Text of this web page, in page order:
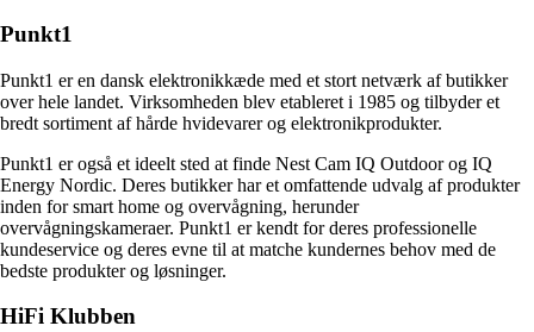
Punkt1
Punkt1 er en dansk elektronikkæde med et stort netværk af butikker
over hele landet. Virksomheden blev etableret i 1985 og tilbyder et
bredt sortiment af hårde hvidevarer og elektronikprodukter.
Punkt1 er også et ideelt sted at finde Nest Cam IQ Outdoor og IQ
Energy Nordic. Deres butikker har et omfattende udvalg af produkter
inden for smart home og overvågning, herunder
overvågningskameraer. Punkt1 er kendt for deres professionelle
kundeservice og deres evne til at matche kundernes behov med de
bedste produkter og løsninger.
HiFi Klubben